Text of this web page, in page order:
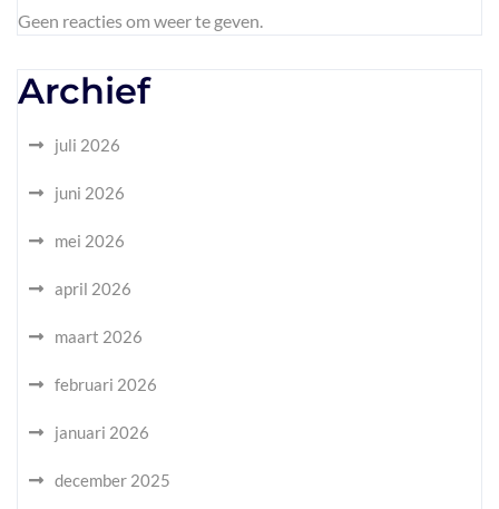
Geen reacties om weer te geven.
Archief
juli 2026
juni 2026
mei 2026
april 2026
maart 2026
februari 2026
januari 2026
december 2025